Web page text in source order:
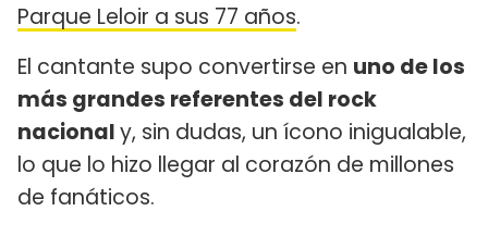
Parque Leloir a sus 77 años.
El cantante supo convertirse en uno de los
más grandes referentes del rock
nacionaly, sin dudas, un ícono inigualable,
lo que lo hizo llegar al corazón de millones
de fanáticos.